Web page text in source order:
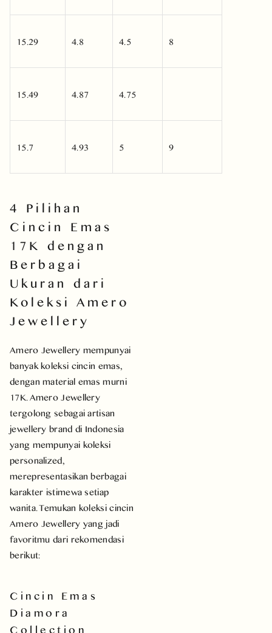
15.29 4.8 4.5 8
15.49 4.87 4.75
15.7 4.93 5 9
4 Pilihan
Cincin Emas
17K dengan
Berbagai
Ukuran dari
Koleksi Amero
Jewellery
Amero Jewellery mempunyai
banyak koleksi cincin emas,
dengan material emas murni
17K. Amero Jewellery
tergolong sebagai artisan
jewellery brand di Indonesia
yang mempunyai koleksi
personalized,
merepresentasikan berbagai
karakter istimewa setiap
wanita. Temukan koleksi cincin
Amero Jewellery yang jadi
favoritmu dari rekomendasi
berikut:
Cincin Emas
Diamora
Collection